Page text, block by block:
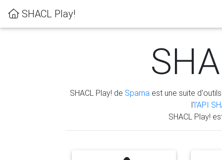
SHACL Play!
SHACL Play! de Sparna est une suite
l'l'API
SHACL Play!